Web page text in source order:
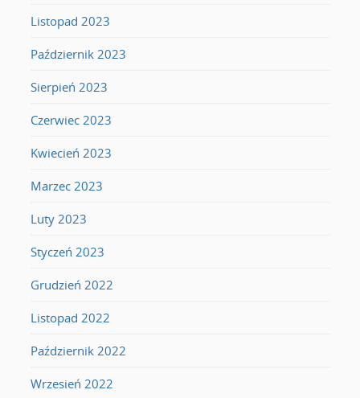
Listopad 2023
Październik 2023
Sierpień 2023
Czerwiec 2023
Kwiecień 2023
Marzec 2023
Luty 2023
Styczeń 2023
Grudzień 2022
Listopad 2022
Październik 2022
Wrzesień 2022